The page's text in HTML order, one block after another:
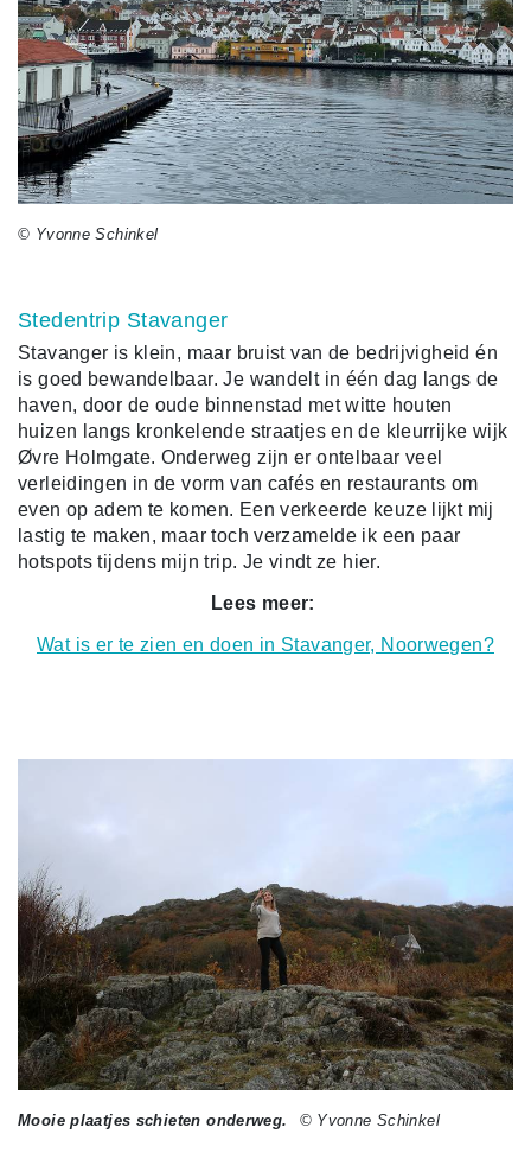
© Yvonne Schinkel
Stedentrip Stavanger
Stavanger is klein, maar bruist van de bedrijvigheid én
is goed bewandelbaar. Je wandelt in één dag langs de
haven, door de oude binnenstad met witte houten
huizen langs kronkelende straatjes en de kleurrijke wijk
Øvre Holmgate. Onderweg zijn er ontelbaar veel
verleidingen in de vorm van cafés en restaurants om
even op adem te komen. Een verkeerde keuze lijkt mij
lastig te maken, maar toch verzamelde ik een paar
hotspots tijdens mijn trip. Je vindt ze hier.
Lees meer:
Wat is er te zien en doen in Stavanger, Noorwegen?
Mooie plaatjes schieten onderweg. © Yvonne Schinkel